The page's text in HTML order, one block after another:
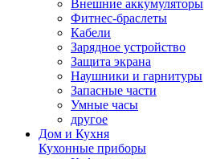
Внешние аккумуляторы
Фитнес-браслеты
Кабели
Зарядное устройство
Защита экрана
Наушники и гарнитуры
Запасные части
Умные часы
другое
Дом и Кухня
Кухонные приборы